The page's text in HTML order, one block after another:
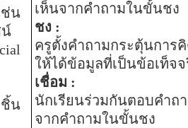
ช่น
น์
ชิ้น
เห็นจากคำถามในขั้นชง
ชง :
ครูตั้งคำถามกระตุ้นการ
ให้ได้ข้อมูลที่เป็นข้อเท็จจ
เชื่อม :
นักเรียนร่วมกันตอบคำถ
จากคำถามในขั้นชง